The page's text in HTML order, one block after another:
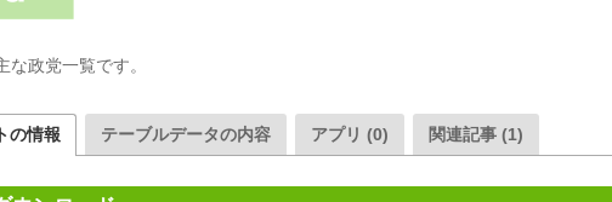
な政党一覧です。
の情報 テーブルデータの内容 アプリ (0) 関連記事 (1)